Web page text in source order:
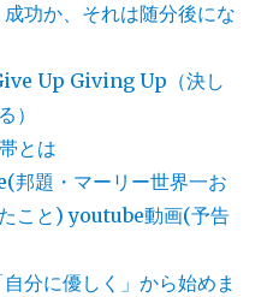
功か、それは随分後にな
Up Giving Up（決し
）
とは
題・マーリー世界一お
こと) youtube動画(予告
分に優しく」から始めま